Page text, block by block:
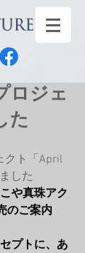
ロジェ
た
クト「April
した
や真珠アク
のご案内
プトに、あ